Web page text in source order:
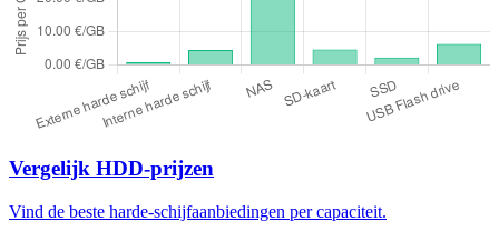
Vergelijk HDD-prijzen
Vind de beste harde-schijfaanbiedingen per capaciteit.